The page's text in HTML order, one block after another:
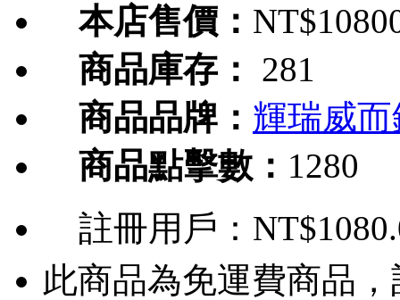
本店售價：
商品庫存：
281
商品品牌： 輝瑞威
商品點擊數： 1280
註冊用戶：
此商品為免運費商品